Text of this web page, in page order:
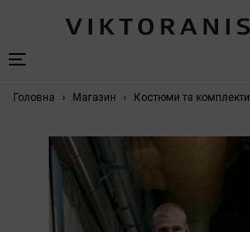
Головна Магазин Костюми та комплекти